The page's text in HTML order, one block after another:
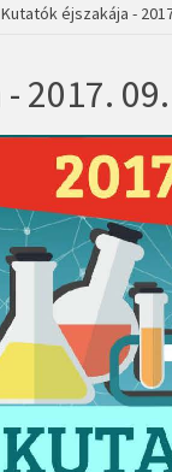
Kutatók éjszakája -
2017.